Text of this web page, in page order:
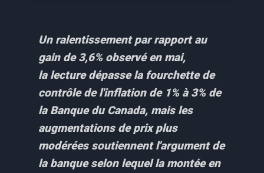
Un ralentissement par rapport au
gain de 3,6% observé en mai,
la lecture dépasse la fourchette de
contrôle de l'inflation de 1% à 3% de
la Banque du Canada, mais les
augmentations de prix plus
modérées soutiennent l'argument de
la banque selon lequel la montée en